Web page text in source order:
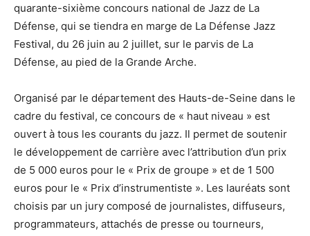
quarante-sixième concours national de Jazz de La
Défense, qui se tiendra en marge de La Défense Jazz
Festival, du 26 juin au 2 juillet, sur le parvis de La
Défense, au pied de la Grande Arche.
Organisé par le département des Hauts-de-Seine dans le
cadre du festival, ce concours de « haut niveau » est
ouvert à tous les courants du jazz. Il permet de soutenir
le développement de carrière avec l’attribution d’un prix
de 5 000 euros pour le « Prix de groupe » et de 1 500
euros pour le « Prix d’instrumentiste ». Les lauréats sont
choisis par un jury composé de journalistes, diffuseurs,
programmateurs, attachés de presse ou tourneurs,